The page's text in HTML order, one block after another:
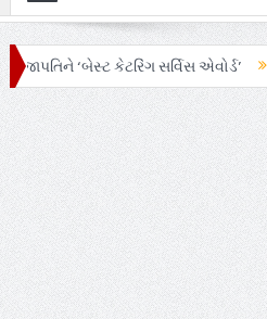
‘બેસ્ટ કેટરિંગ સર્વિસ એવોર્ડ’
AI અને ગ્રાહક સમજનો અનોખો